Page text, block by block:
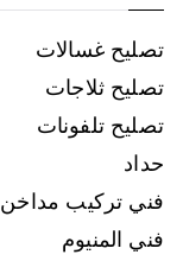
تصليح غسالات
تصليح ثلاجات
تصليح تلفونات
حداد
فني تركيب مداخن
فني المنيوم